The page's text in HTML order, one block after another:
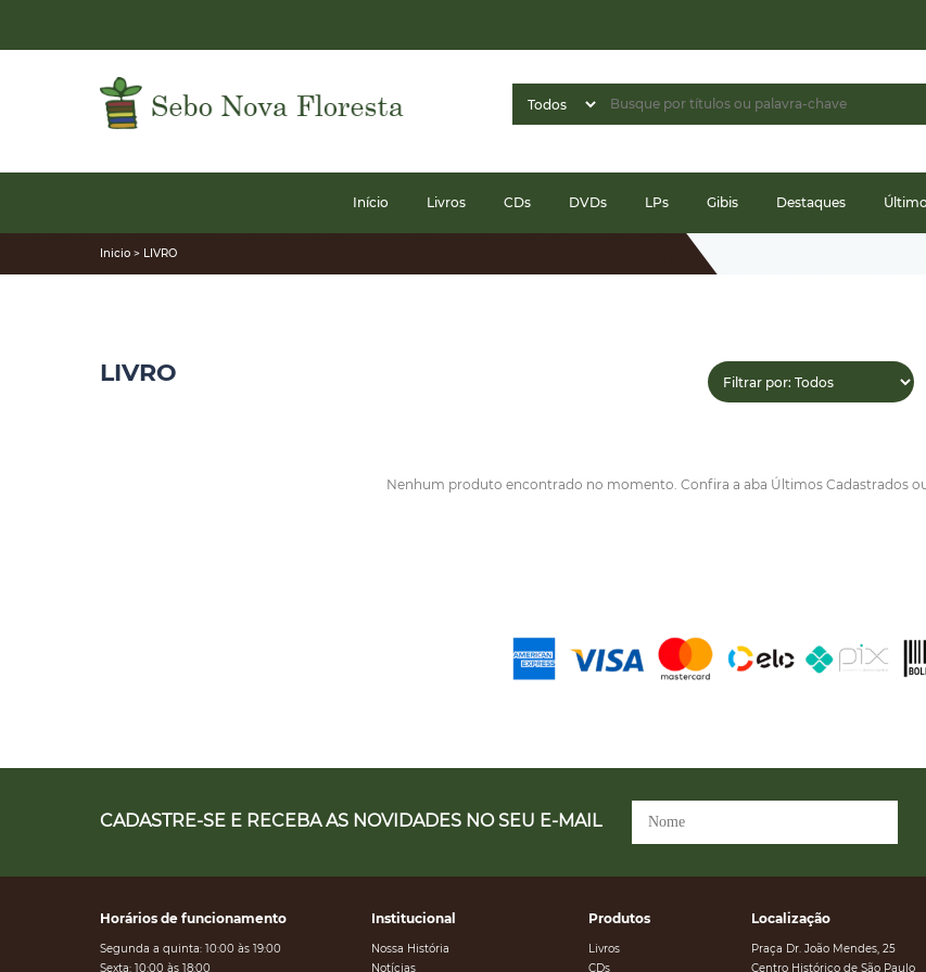
Início Livros CDs DVDs LPs Gibis Destaques
Inicio > LIVRO
LIVRO
Nenhum produto encontrado no momento. Confira a aba Últimos Cadastrados
CADASTRE-SE E RECEBA AS NOVIDADES NO SEU E-MAIL
Horários de funcionamento
Segunda a quinta: 10:00 às 19:00
Sexta: 10:00 às 18:00
Institucional
Nossa História
Notícias
Produtos
Livros
CDs
Localização
Praça Dr. João Mendes, 25
Centro Histórico de São Paulo